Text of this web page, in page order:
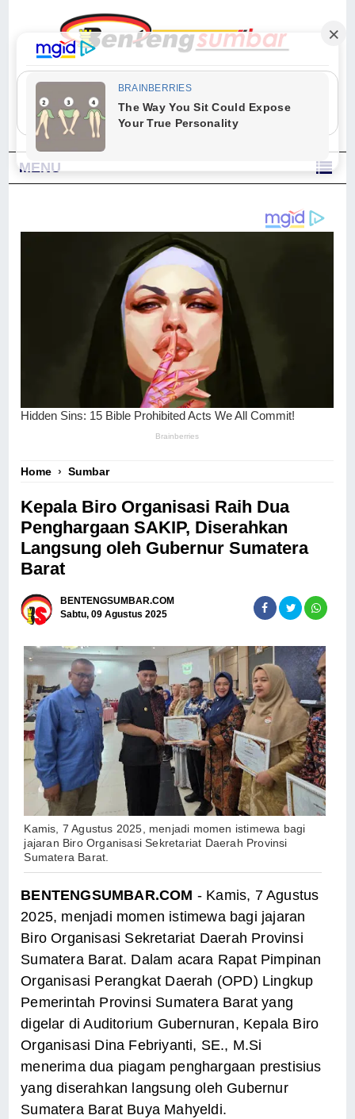
"Sesungguhnya Allah dan para malaikat-Nya berselawat untuk Nabi.
Wahai orang-orang yang beriman, berselawatlah kamu untuk Nabi dan
ucapkanlah salam dengan penuh penghormatan kepadanya." (Qs. Al
Ahzab Ayat 56)
MENU
Home ›Sumbar
Kepala Biro Organisasi Raih Dua
Penghargaan SAKIP, Diserahkan
Langsung oleh Gubernur Sumatera
Barat
BENTENGSUMBAR.COM
Sabtu, 09 Agustus 2025
Kamis, 7 Agustus 2025, menjadi momen istimewa bagi
jajaran Biro Organisasi Sekretariat Daerah Provinsi
Sumatera Barat.
BENTENGSUMBAR.COM - Kamis, 7 Agustus
2025, menjadi momen istimewa bagi jajaran
Biro Organisasi Sekretariat Daerah Provinsi
Sumatera Barat. Dalam acara Rapat Pimpinan
Organisasi Perangkat Daerah (OPD) Lingkup
Pemerintah Provinsi Sumatera Barat yang
digelar di Auditorium Gubernuran, Kepala Biro
Organisasi Dina Febriyanti, SE., M.Si
menerima dua piagam penghargaan prestisius
yang diserahkan langsung oleh Gubernur
Sumatera Barat Buya Mahyeldi.